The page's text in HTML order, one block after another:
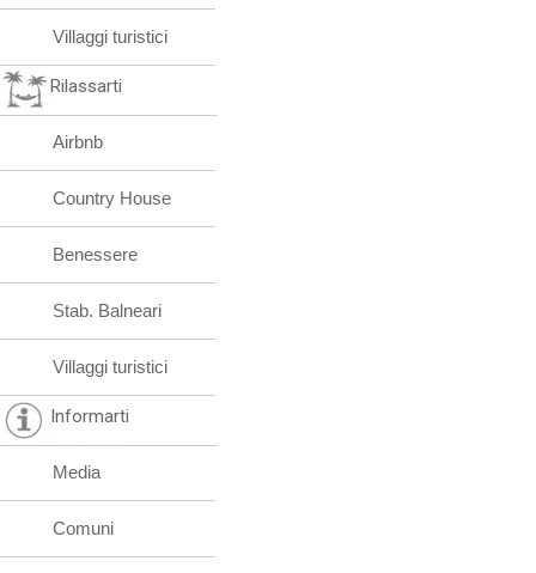
Villaggi turistici
Rilassarti
Airbnb
Country House
Benessere
Stab. Balneari
Villaggi turistici
Informarti
Media
Comuni